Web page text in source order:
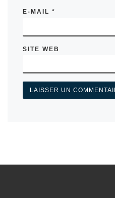
E-MAIL *
SITE WEB